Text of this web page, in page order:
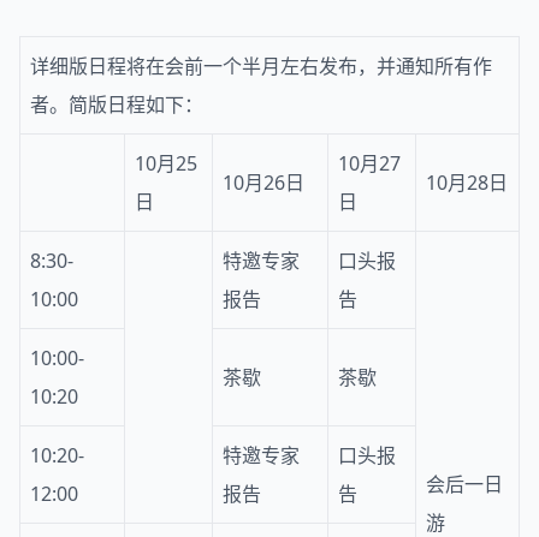
详细版日程将在会前一个半月左右发布，并通知所有作
者。简版日程如下：
10月25
日
10月26日
10月27
日
10月28日
8:30-
10:00
特邀专家
报告
口头报
告
会后一日
游
10:00-
10:20
茶歇 茶歇
10:20-
12:00
特邀专家
报告
口头报
告